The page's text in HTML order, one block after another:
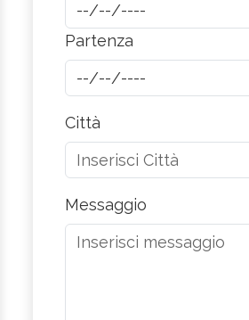
Partenza
Città
Messaggio